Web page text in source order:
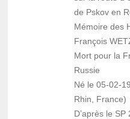
de Pskov en
Mémoire des
François
Mort pour la
Russie
Né le 05-02-
Rhin, France)
D’après le